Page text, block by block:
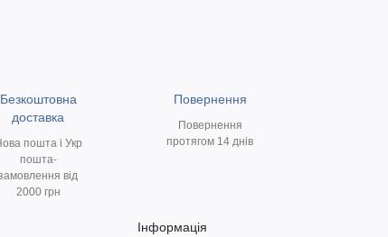
Безкоштовна
доставка
пошта і Укр
пошта-
від
2000 грн
Повернення
Повернення
протягом 14 днів
Інформація